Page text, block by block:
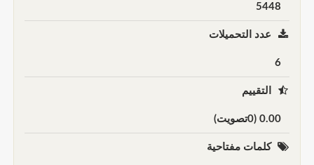
5448
عدد التحميلات
6
التقييم
0.00 (0تصويت)
كلمات مفتاحية